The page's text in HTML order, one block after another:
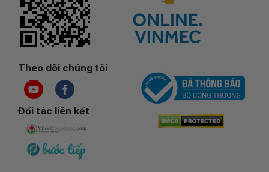
Theo dõi chúng tôi
Đối tác liên kết